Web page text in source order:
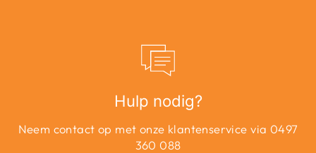
Hulp nodig?
Neem contact op met onze klantenservice via 0497
360 088